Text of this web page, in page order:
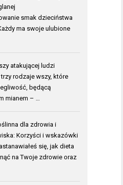
smak dzieciństwa
ma swoje ulubione
atakującej ludzi
rodzaje wszy, które
będącą
mianem – …
dla zdrowia i
Korzyści i wskazówki
się, jak dieta
na Twoje zdrowie oraz